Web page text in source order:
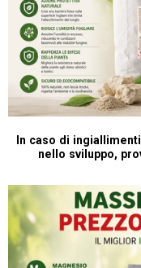
In caso di
nello sviluppo,